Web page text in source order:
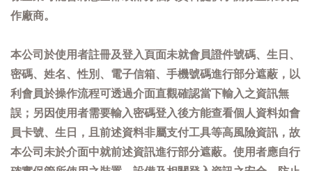
作廠商。
本公司於使用者註冊及登入頁面未就會員證件號碼、生日、
密碼、姓名、性別、電子信箱、手機號碼進行部分遮蔽，以
利會員於操作流程可透過介面直觀確認當下輸入之資訊無
誤；另因使用者需要輸入密碼登入後方能查看個人資料如會
員卡號、生日，且前述資料非屬支付工具等高風險資訊，故
本公司未於介面中就前述資訊進行部分遮蔽。使用者應自行